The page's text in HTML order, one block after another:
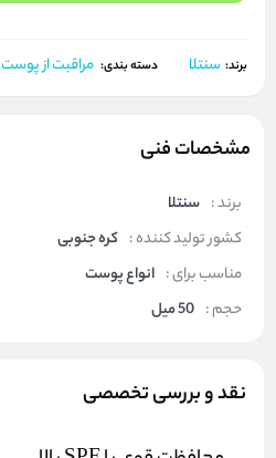
برند: سنتلا دسته بندی: مراقبت از پوست
مشخصات فنی
برند : سنتلا
کشور تولید کننده : کره جنوبی
مناسب برای : انواع پوست
حجم : 50 میل
نقد و بررسی تخصصی